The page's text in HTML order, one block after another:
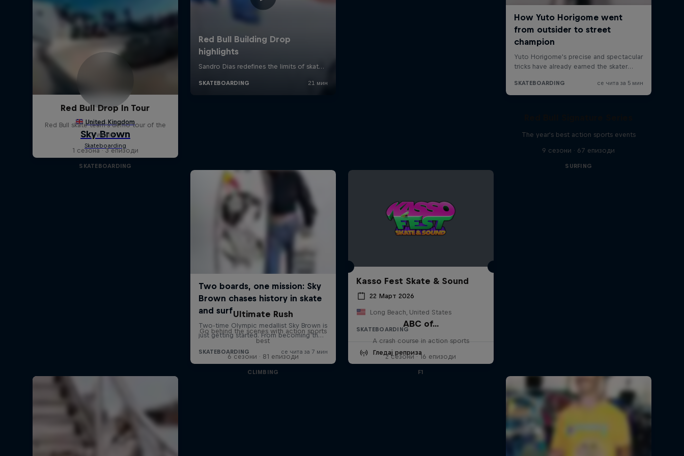
Red Bull Drop In Tour
Red Bull skate team's demo tour of the
world
1 сезона · 3 епизоди
SKATEBOARDING
Kasso Fest Skate & Sound
22 Март 2026
Long Beach, United States
SKATEBOARDING
Гледај реприза
The year's best action sports events
9 сезони · 67 епизоди
SURFING
Ultimate Rush
Go behind the scenes with action sports
best
6 сезони · 81 епизоди
CLIMBING
ABC of...
A crash course in action sports
2 сезони · 16 епизоди
F1